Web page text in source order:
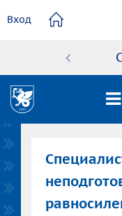
содержанию
Вход